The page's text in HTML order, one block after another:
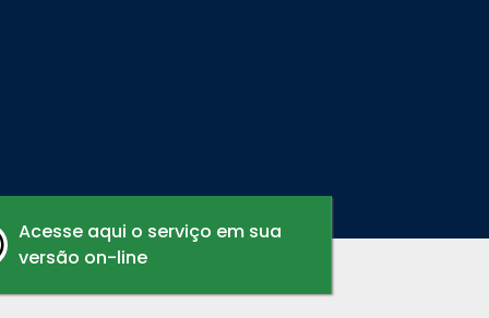
Acesse aqui o serviço em sua
versão on-line